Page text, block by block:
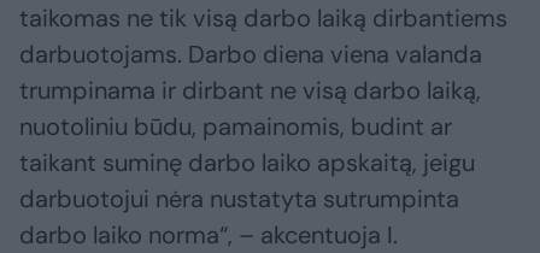
taikomas ne tik visą darbo laiką dirbantiems
darbuotojams. Darbo diena viena valanda
trumpinama ir dirbant ne visą darbo laiką,
nuotoliniu būdu, pamainomis, budint ar
taikant suminę darbo laiko apskaitą, jeigu
darbuotojui nėra nustatyta sutrumpinta
darbo laiko norma“, – akcentuoja I.